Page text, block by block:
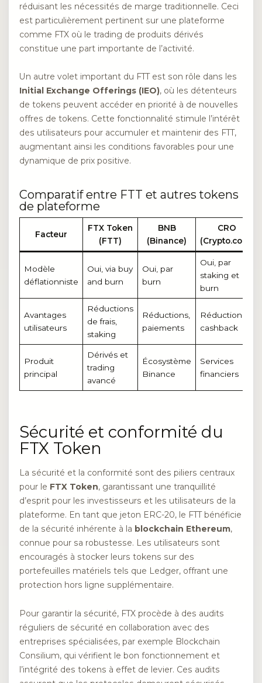
réduisant les nécessités de marge traditionnelle. Ceci
est particulièrement pertinent sur une plateforme
comme FTX où le trading de produits dérivés
constitue une part importante de l’activité.
Un autre volet important du FTT est son rôle dans les
Initial Exchange Offerings (IEO), où les détenteurs
de tokens peuvent accéder en priorité à de nouvelles
offres de tokens. Cette fonctionnalité stimule l’intérêt
des utilisateurs pour accumuler et maintenir des FTT,
augmentant ainsi les conditions favorables pour une
dynamique de prix positive.
Comparatif entre FTT et autres tokens
de plateforme
Facteur
FTX Token
(FTT)
BNB
(Binance)
CRO
(Crypto.com)
Modèle
déflationniste
Oui, via buy
and burn
Oui, par
burn
Oui, par
staking et
burn
Avantages
utilisateurs
Réductions
de frais,
staking
Réductions,
paiements
Réductions,
cashback
Produit
principal
Dérivés et
trading
avancé
Écosystème
Binance
Services
financiers
Sécurité et conformité du
FTX Token
La sécurité et la conformité sont des piliers centraux
pour le FTX Token, garantissant une tranquillité
d’esprit pour les investisseurs et les utilisateurs de la
plateforme. En tant que jeton ERC-20, le FTT bénéficie
de la sécurité inhérente à la blockchain Ethereum,
connue pour sa robustesse. Les utilisateurs sont
encouragés à stocker leurs tokens sur des
portefeuilles matériels tels que Ledger, offrant une
protection hors ligne supplémentaire.
Pour garantir la sécurité, FTX procède à des audits
réguliers de sécurité en collaboration avec des
entreprises spécialisées, par exemple Blockchain
Consilium, qui vérifient le bon fonctionnement et
l’intégrité des tokens à effet de levier. Ces audits